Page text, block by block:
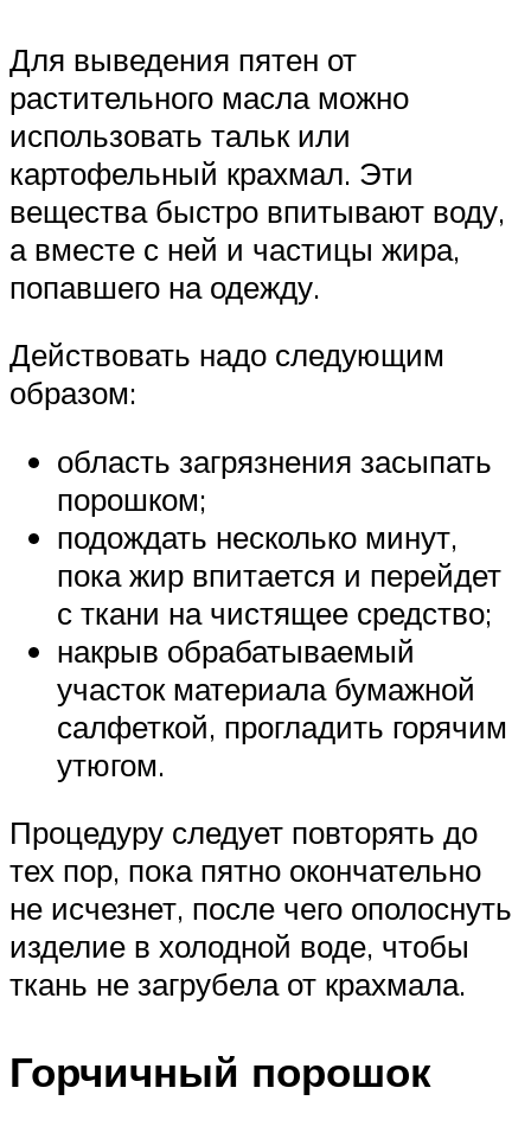
Для выведения пятен от
растительного масла можно
использовать тальк или
картофельный крахмал. Эти
вещества быстро впитывают воду,
а вместе с ней и частицы жира,
попавшего на одежду.
Действовать надо следующим
образом:
область загрязнения засыпать
порошком;
подождать несколько минут,
пока жир впитается и перейдет
с ткани на чистящее средство;
накрыв обрабатываемый
участок материала бумажной
салфеткой, прогладить горячим
утюгом.
Процедуру следует повторять до
тех пор, пока пятно окончательно
не исчезнет, после чего ополоснуть
изделие в холодной воде, чтобы
ткань не загрубела от крахмала.
Горчичный порошок